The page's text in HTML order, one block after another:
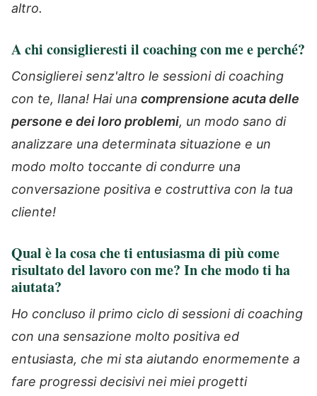
altro.
A chi consiglieresti il coaching con me e perché?
Consiglierei senz'altro le sessioni di coaching
con te, Ilana! Hai una comprensione acuta delle
persone e dei loro problemi, un modo sano di
analizzare una determinata situazione e un
modo molto toccante di condurre una
conversazione positiva e costruttiva con la tua
cliente!
Qual è la cosa che ti entusiasma di più come
risultato del lavoro con me? In che modo ti ha
aiutata?
Ho concluso il primo ciclo di sessioni di coaching
con una sensazione molto positiva ed
entusiasta, che mi sta aiutando enormemente a
fare progressi decisivi nei miei progetti